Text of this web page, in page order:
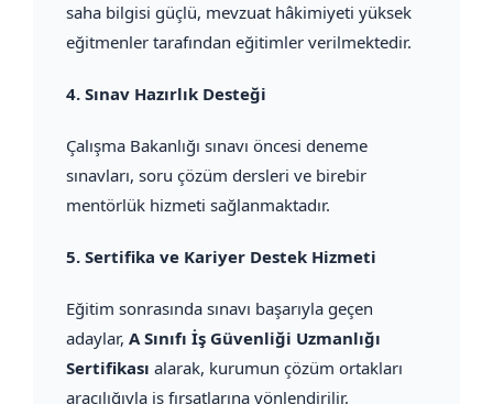
saha bilgisi güçlü, mevzuat hâkimiyeti yüksek
eğitmenler tarafından eğitimler verilmektedir.
4. Sınav Hazırlık Desteği
Çalışma Bakanlığı sınavı öncesi deneme
sınavları, soru çözüm dersleri ve birebir
mentörlük hizmeti sağlanmaktadır.
5. Sertifika ve Kariyer Destek Hizmeti
Eğitim sonrasında sınavı başarıyla geçen
adaylar, A Sınıfı İş Güvenliği Uzmanlığı
Sertifikası alarak, kurumun çözüm ortakları
aracılığıyla iş fırsatlarına yönlendirilir.